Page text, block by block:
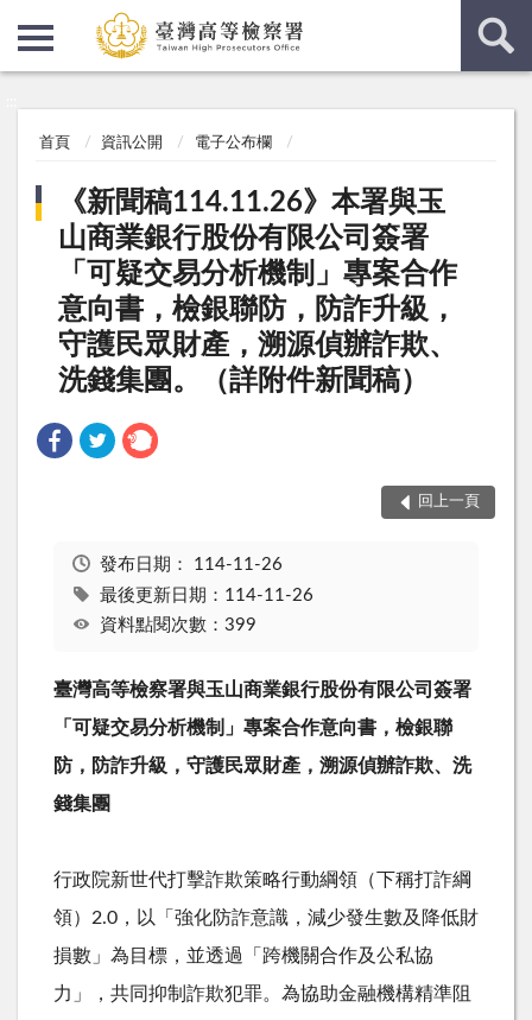
首頁 資訊公開 電子公布欄
《新聞稿114.11.26》本署與玉
山商業銀行股份有限公司簽署
「可疑交易分析機制」專案合作
意向書，檢銀聯防，防詐升級，
守護民眾財產，溯源偵辦詐欺、
洗錢集團。（詳附件新聞稿）
回上一頁
發布日期： 114-11-26
最後更新日期：114-11-26
資料點閱次數：399
臺灣高等檢察署與玉山商業銀行股份有限公司簽署
「可疑交易分析機制」專案合作意向書，檢銀聯
防，防詐升級，守護民眾財產，溯源偵辦詐欺、洗
錢集團
行政院新世代打擊詐欺策略行動綱領（下稱打詐綱
領） 2.0 ，以「強化防詐意識，減少發生數及降低財
損數」為目標，並透過「跨機關合作及公私協
力」，共同抑制詐欺犯罪。為協助金融機構精準阻